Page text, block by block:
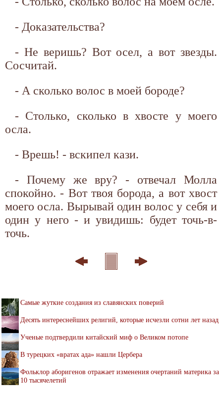
- Доказательства?
- Не веришь? Вот осел, а вот звезды.
Сосчитай.
- А сколько волос в моей бороде?
- Столько, сколько в хвосте у моего
осла.
- Врешь! - вскипел кази.
- Почему же вру? - отвечал Молла
спокойно. - Вот твоя борода, а вот хвост
моего осла. Вырывай один волос у себя и
один у него - и увидишь: будет точь-в-
точь.
Самые жуткие создания из славянских поверий
Десять интереснейших религий, которые исчезли сотни лет назад
Ученые подтвердили китайский миф о Великом потопе
В турецких «вратах ада» нашли Цербера
Фольклор аборигенов отражает изменения очертаний материка за
10 тысячелетий